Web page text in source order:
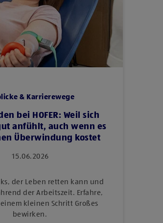
& Karrierewege
bei HOFER: Weil sich
anfühlt, auch wenn es
Überwindung kostet
15.06.2026
der Leben retten kann und
der Arbeitszeit. Erfahre,
kleinen Schritt Großes
bewirken.